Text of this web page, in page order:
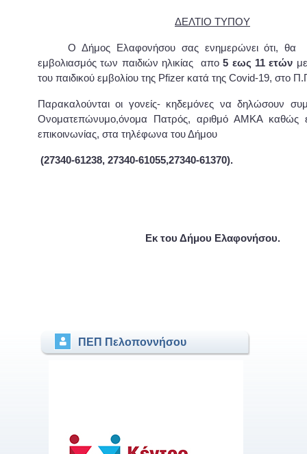
ΔΕΛΤΙΟ ΤΥΠΟΥ
Ο Δήμος Ελαφονήσου σας ενημερώνει ότι, θα
εμβολιασμός των παιδιών ηλικίας απο5 εως 11 ετών
του παιδικού εμβολίου της Pfizer κατά της Covid-19, στο
Παρακαλούνται οι γονείς- κηδεμόνες να δηλώσουν
Ονοματεπώνυμο,όνομα Πατρός, αριθμό ΑΜΚΑ καθώς
επικοινωνίας, στα τηλέφωνα του Δήμου
(27340-61238, 27340-61055,27340-61370).
Εκ του Δήμου Ελαφονήσου.
ΠΕΠ Πελοποννήσου